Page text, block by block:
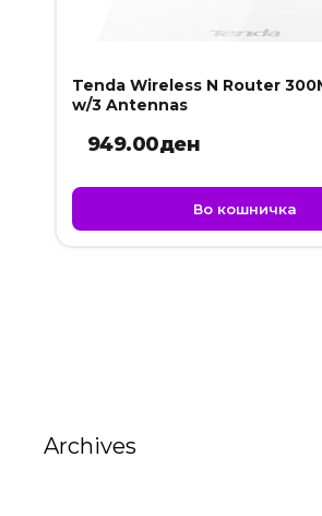
Tenda Wireless N Router
w/3 Antennas
949.00ден
Во кошничка
Archives